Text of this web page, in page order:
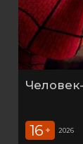
16 + 2026